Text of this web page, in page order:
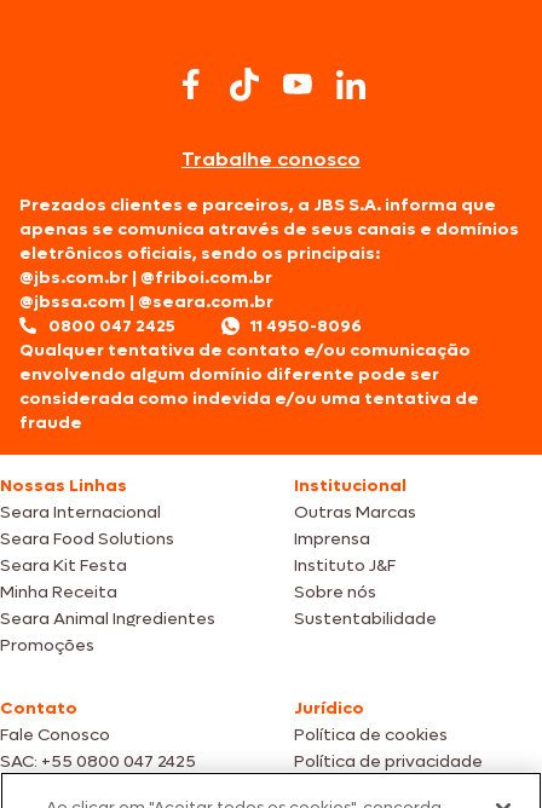
Trabalhe conosco
Prezados clientes e parceiros, a JBS S.A. informa que
apenas se comunica através de seus canais e domínios
eletrônicos oficiais, sendo os principais:
@jbs.com.br |@friboi.com.br
@jbssa.com |@seara.com.br
0800 047 2425
11 4950-8096
Qualquer tentativa de contato e/ou comunicação
envolvendo algum domínio diferente pode ser
considerada como indevida e/ou uma tentativa de
fraude
Nossas Linhas
Seara Internacional
Seara Food Solutions
Seara Kit Festa
Minha Receita
Seara Animal Ingredientes
Promoções
Institucional
Outras Marcas
Imprensa
Instituto J&F
Sobre nós
Sustentabilidade
Contato
Fale Conosco
SAC: +55 0800 047 2425
Jurídico
Política de cookies
Política de privacidade